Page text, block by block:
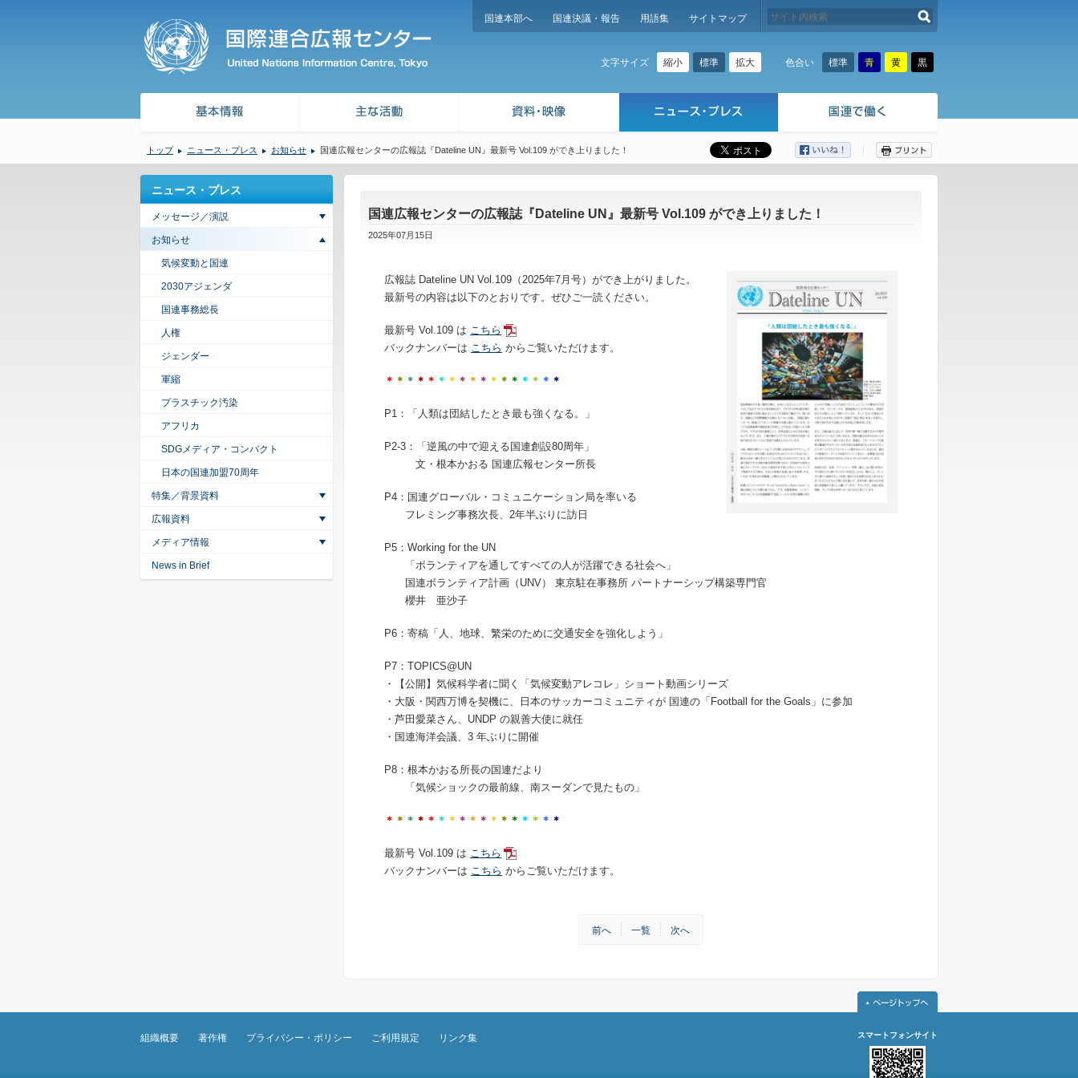
国連本部へ 国連決議・報告 用語集 サイトマップ
文字サイズ 縮小 標準 拡大 色合い 標準 青 黄 黒
トップ ニュース・プレス お知らせ 国連広報センターの広報誌『Dateline UN』最新号 Vol.109 ができ上りました！
国連広報センターの広報誌『Dateline UN』最新号 Vol.109 ができ上りました！
2025年07月15日
広報誌 Dateline UN Vol.109 （2025年7月号）ができ上がりました。
最新号の内容は以下のとおりです。ぜひご一読ください。
最新号 Vol.109 は こちら
バックナンバーは こちら からご覧いただけます。
＊ ＊ ＊ ＊ ＊ ＊ ＊ ＊ ＊ ＊ ＊ ＊ ＊ ＊ ＊ ＊ ＊
P1 ：「人類は団結したとき最も強くなる。」
P2-3 ：「逆風の中で迎える国連創設80周年」
文・根本かおる 国連広報センター所長
P4 ：国連グローバル・コミュニケーション局を率いる
フレミング事務次長、 2年半ぶりに訪日
P5 ： Working for the UN
「ボランティアを通してすべての人が活躍できる社会へ」
国連ボランティア計画（ UNV） 東京駐在事務所 パートナーシップ構築専門官
櫻井 亜沙子
P6 ：寄稿「人、地球、繁栄のために交通安全を強化しよう」
P7 ： TOPICS@UN
・【公開】気候科学者に聞く「気候変動アレコレ」ショート動画シリーズ
・大阪・関西万博を契機に、日本のサッカーコミュニティが 国連の「 Football for the Goals 」に参加
・芦田愛菜さん、 UNDP の親善大使に就任
・国連海洋会議、 3 年ぶりに開催
P8 ：根本かおる所長の国連だより
「気候ショックの最前線、南スーダンで見たもの」
＊ ＊ ＊ ＊ ＊ ＊ ＊ ＊ ＊ ＊ ＊ ＊ ＊ ＊ ＊ ＊ ＊
最新号 Vol.109 は こちら
バックナンバーは こちら からご覧いただけます。
前へ 一覧 次へ
ニュース・プレス
メッセージ／演説
お知らせ
気候変動と国連
2030アジェンダ
国連事務総長
人権
ジェンダー
軍縮
プラスチック汚染
アフリカ
SDGメディア・コンパクト
日本の国連加盟70周年
特集／背景資料
広報資料
メディア情報
News in Brief
組織概要 著作権 プライバシー・ポリシー ご利用規定 リンク集 スマートフォンサイト